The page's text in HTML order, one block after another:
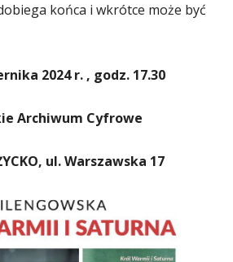
końca i wkrótce może być
2024 r. , godz. 17.30
Archiwum Cyfrowe
ul. Warszawska 17